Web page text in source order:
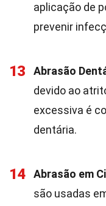
aplicação de
prevenir
13 Abrasão
devido ao
excessiva é
dentária.
14 Abrasão em
são usadas